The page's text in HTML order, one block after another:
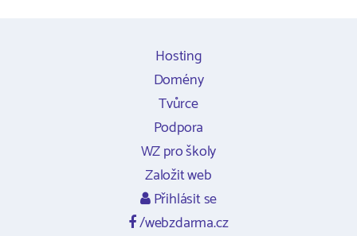
Hosting
Domény
Tvůrce
Podpora
WZ pro školy
Založit web
Přihlásit se
/webzdarma.cz